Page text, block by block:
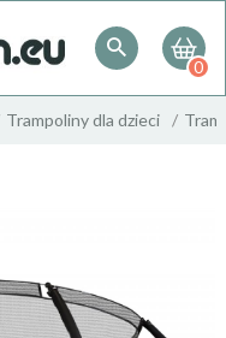
0
Trampoliny dla dzieci